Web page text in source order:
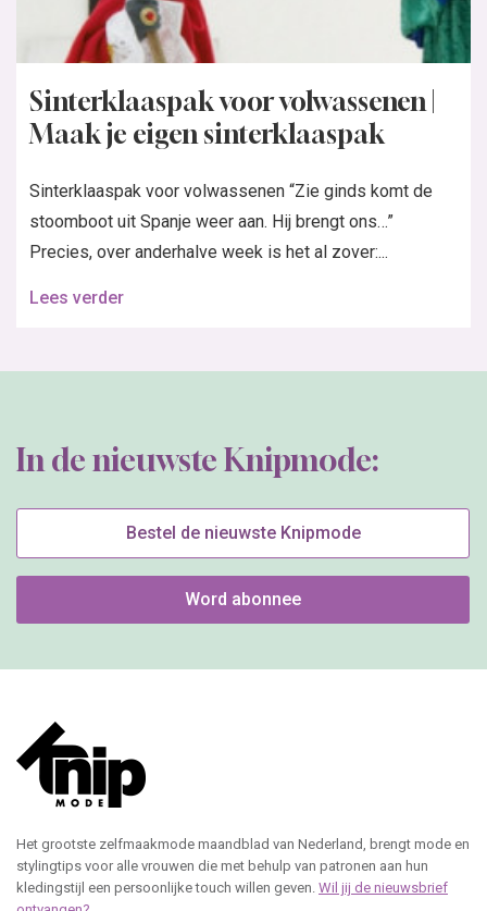
Sinterklaaspak voor volwassenen |
Maak je eigen sinterklaaspak
Sinterklaaspak voor volwassenen “Zie ginds komt de
stoomboot uit Spanje weer aan. Hij brengt ons…”
Precies, over anderhalve week is het al zover:...
Lees verder
In de nieuwste Knipmode:
Bestel de nieuwste Knipmode
Word abonnee
Het grootste zelfmaakmode maandblad van Nederland, brengt mode en
stylingtips voor alle vrouwen die met behulp van patronen aan hun
kledingstijl een persoonlijke touch willen geven. Wil jij de nieuwsbrief